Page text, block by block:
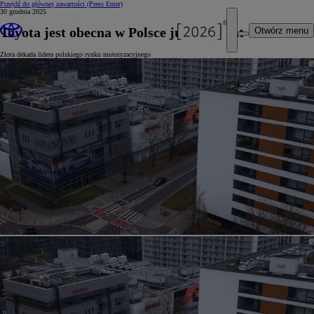
Przejdź do głównej zawartości (Press Enter)
Otwórz menu
30 grudnia 2025
Toyota jest obecna w Polsce już od 35 lat
Złota dekada lidera polskiego rynku motoryzacyjnego